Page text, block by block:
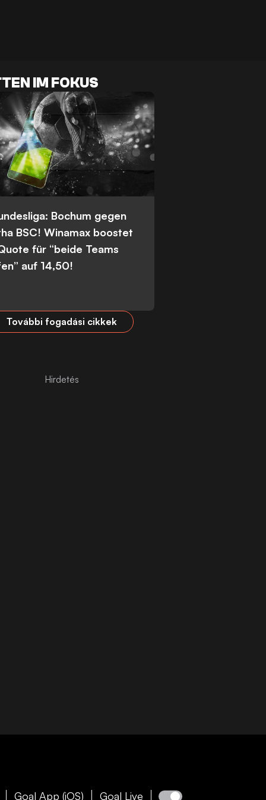
IM FOKUS
Bochum gegen
BSC! Winamax boostet
für “beide Teams
auf 14,50!
További fogadási cikkek
Goal App (iOS) Goal Live